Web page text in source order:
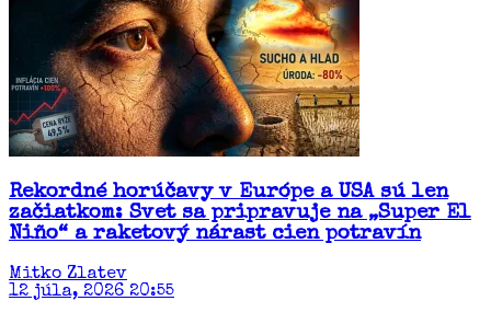
Rekordné horúčavy v Európe a USA sú len
začiatkom: Svet sa pripravuje na „Super El
Niño“ a raketový nárast cien potravín​
Mitko Zlatev
12 júla, 2026 20:55